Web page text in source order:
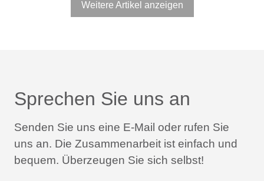
Weitere Artikel anzeigen
Sprechen Sie uns an
Senden Sie uns eine E-Mail oder rufen Sie
uns an. Die Zusammenarbeit ist einfach und
bequem. Überzeugen Sie sich selbst!